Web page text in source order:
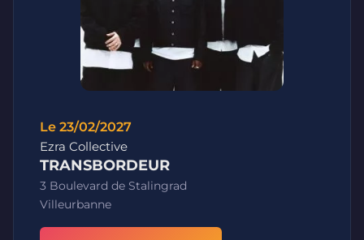
Le 23/02/2027
Ezra Collective
TRANSBORDEUR
3 Boulevard de Stalingrad
Villeurbanne